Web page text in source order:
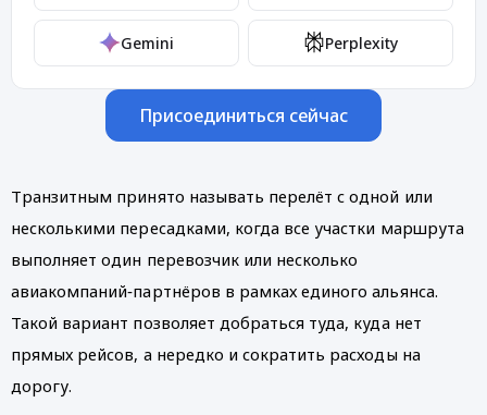
Gemini Perplexity
Присоединиться сейчас
Транзитным принято называть перелёт с одной или
несколькими пересадками, когда все участки маршрута
выполняет один перевозчик или несколько
авиакомпаний‑партнёров в рамках единого альянса.
Такой вариант позволяет добраться туда, куда нет
прямых рейсов, а нередко и сократить расходы на
дорогу.